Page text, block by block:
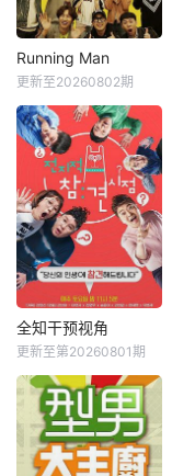
Running Man
更新至20260802期
全知干预视角
更新至第20260801期